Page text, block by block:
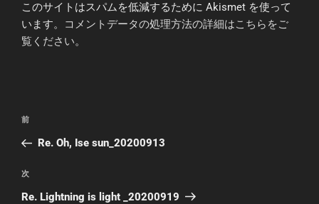
このサイトはスパムを低減するために Akismet を使って
います。
コメントデータの処理方法の詳細はこちらをご
覧ください。
投
ナ
ビ
ゲ
前
の
稿
前
Re. Oh, Ise sun_20200913
次
の
次
Re. Lightning is light _20200919